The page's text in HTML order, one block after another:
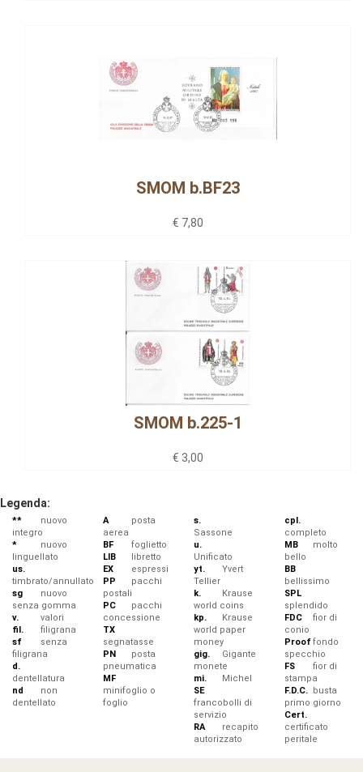
SMOM b.BF23
€ 7,80
SMOM b.225-1
€ 3,00
Legenda:
**
nuovo
integro
*
nuovo
linguellato
us.
timbrato/annullato
sg
nuovo
senza gomma
v.
valori
fil.
filigrana
sf
senza
filigrana
d.
dentellatura
nd
non
dentellato
A
posta
aerea
BF
foglietto
LIB
libretto
EX
espressi
PP
pacchi
postali
PC
pacchi
concessione
TX
segnatasse
PN
posta
pneumatica
MF
minifoglio o
foglio
s.
Sassone
u.
Unificato
yt.
Yvert
Tellier
k.
Krause
world coins
kp.
Krause
world paper
money
gig.
Gigante
monete
mi.
Michel
SE
francobolli di
servizio
RA
recapito
autorizzato
cpl.
completo
MB
molto
bello
BB
bellissimo
SPL
splendido
FDC
fior di
conio
Prooffondo
specchio
FS
fior di
stampa
F.D.C. busta
primo giorno
Cert.
certificato
peritale